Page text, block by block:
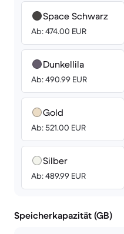
Space Schwarz
Ab: 474.00 EUR
Dunkellila
Ab: 490.99 EUR
Gold
Ab: 521.00 EUR
Silber
Ab: 489.99 EUR
Speicherkapazität (GB)